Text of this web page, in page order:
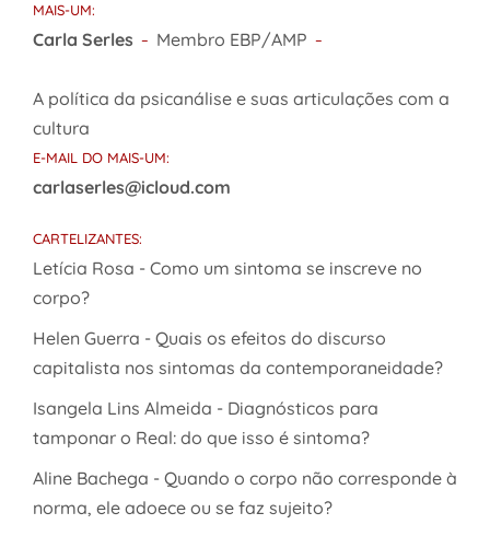
MAIS-UM:
Carla Serles – Membro EBP/AMP –
A política da psicanálise e suas articulações com a
cultura
E-MAIL DO MAIS-UM:
carlaserles@icloud.com
CARTELIZANTES:
Letícia Rosa - Como um sintoma se inscreve no
corpo?
Helen Guerra - Quais os efeitos do discurso
capitalista nos sintomas da contemporaneidade?
Isangela Lins Almeida - Diagnósticos para
tamponar o Real: do que isso é sintoma?
Aline Bachega - Quando o corpo não corresponde à
norma, ele adoece ou se faz sujeito?